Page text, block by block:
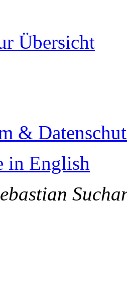
Übersicht
&
in English